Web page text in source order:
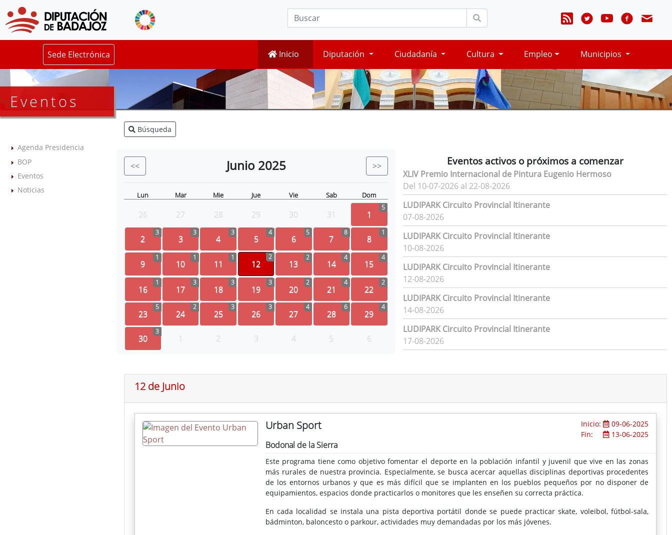
Sede Electrónica Inicio Diputación Ciudadanía Cultura Empleo Municipios
Eventos
Agenda Presidencia
BOP
Eventos
Noticias
Búsqueda
<< Junio 2025 >>
Lun Mar Mie Jue Vie Sab Dom
26 27 28 29 30 31 1
5
2
3
3
3
4
3
5
4
6
5
7
8
8
1
9
1
10
1
11
1
12
2
13
2
14
4
15
4
16
1
17
3
18
3
19
3
20
2
21
4
22
2
23
5
24
2
25
3
26
3
27
4
28
6
29
4
30
3
1 2 3 4 5 6
Eventos activos o próximos a comenzar
XLIV Premio Internacional de Pintura Eugenio Hermoso
Del 10-07-2026 al 22-08-2026
LUDIPARK Circuito Provincial Itinerante
07-08-2026
LUDIPARK Circuito Provincial Itinerante
10-08-2026
LUDIPARK Circuito Provincial Itinerante
12-08-2026
LUDIPARK Circuito Provincial Itinerante
14-08-2026
LUDIPARK Circuito Provincial Itinerante
17-08-2026
12 de Junio
Urban Sport Inicio:
09-06-2025
Fin:
13-06-2025
Bodonal de la Sierra
Este programa tiene como objetivo fomentar el deporte en la población infantil y juvenil que vive en las zonas
más rurales de nuestra provincia. Especialmente, se busca acercar aquellas disciplinas deportivas procedentes
de los entornos urbanos y que es más difícil que se implanten en los pueblos pequeños por no disponer de
equipamientos, espacios donde practicarlos o monitores que les enseñen su correcta práctica.
En cada localidad se instala una pista deportiva portátil donde se puede practicar skate, voleibol, fútbol-sala,
bádminton, baloncesto o parkour, actividades muy demandadas por los más jóvenes.